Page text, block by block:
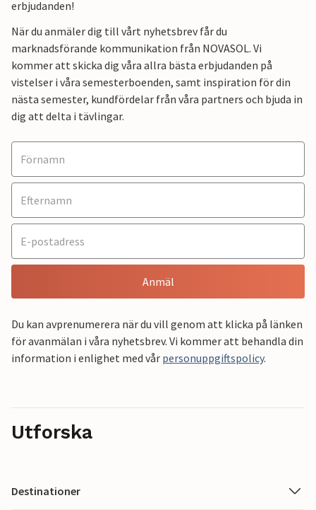
erbjudanden!
När du anmäler dig till vårt nyhetsbrev får du
marknadsförande kommunikation från NOVASOL. Vi
kommer att skicka dig våra allra bästa erbjudanden på
vistelser i våra semesterboenden, samt inspiration för din
nästa semester, kundfördelar från våra partners och bjuda in
dig att delta i tävlingar.
Anmäl
Du kan avprenumerera när du vill genom att klicka på länken
för avanmälan i våra nyhetsbrev. Vi kommer att behandla din
information i enlighet med vår personuppgiftspolicy.
Utforska
Destinationer